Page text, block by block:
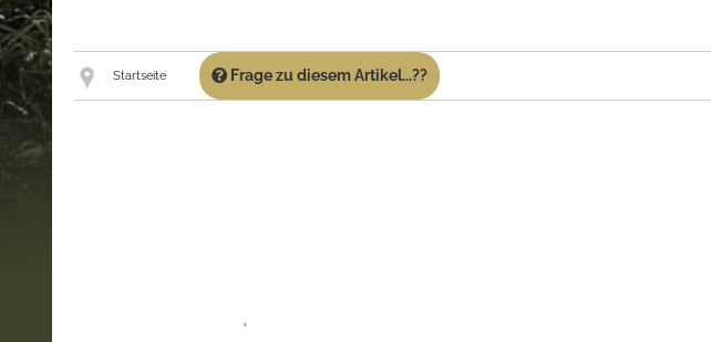
Startseite Frage zu diesem Artikel...??